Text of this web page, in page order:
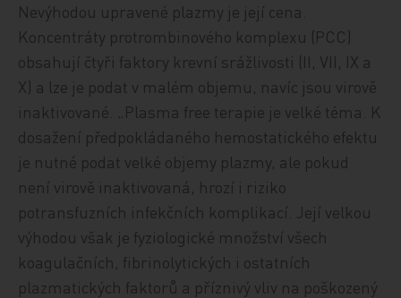
Nevýhodou upravené plazmy je její cena.
Koncentráty protrombinového komplexu (PCC)
obsahují čtyři faktory krevní srážlivosti (II, VII, IX a
X) a lze je podat v malém objemu, navíc jsou virově
inaktivované. „Plasma free terapie je velké téma. K
dosažení předpokládaného hemostatického efektu
je nutné podat velké objemy plazmy, ale pokud
není virově inaktivovaná, hrozí i riziko
potransfuzních infekčních komplikací. Její velkou
výhodou však je fyziologické množství všech
koagulačních, fibrinolytických i ostatních
plazmatických faktorů a příznivý vliv na poškozený